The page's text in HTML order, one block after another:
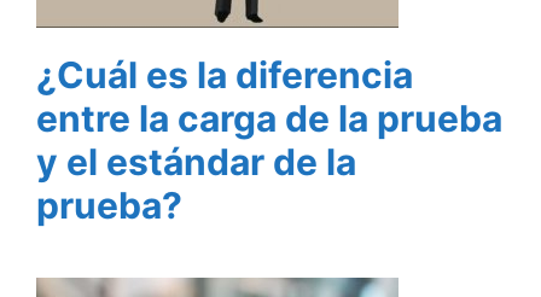
¿Cuál es la diferencia
entre la carga de la prueba
y el estándar de la
prueba?